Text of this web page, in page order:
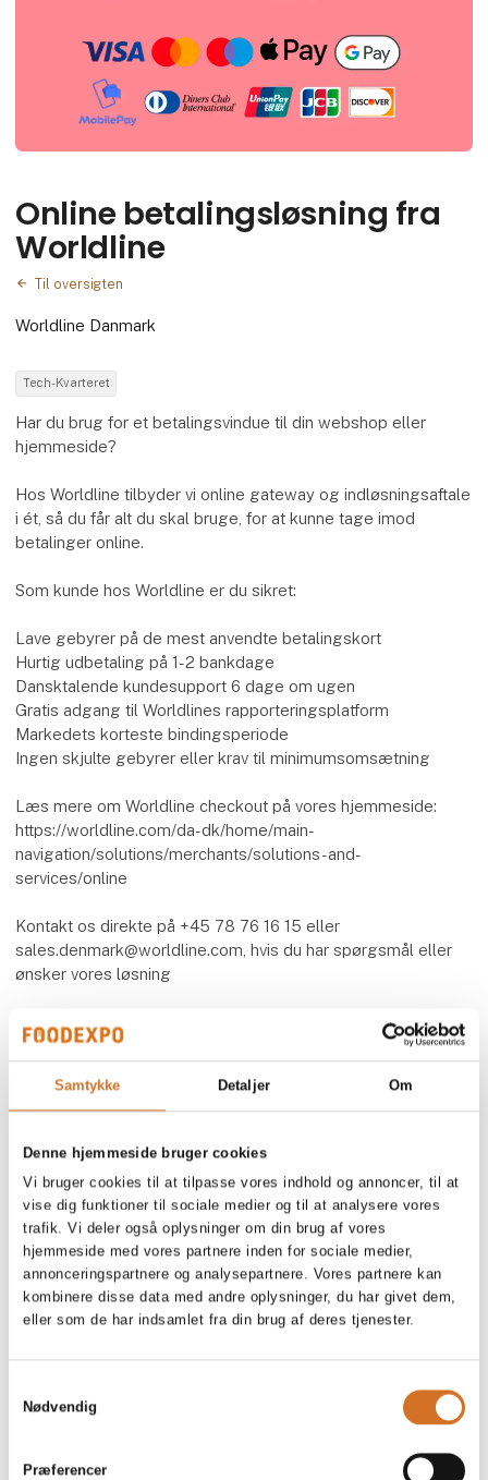
Samtykke Detaljer Om
Denne hjemmeside bruger cookies
Vi bruger cookies til at tilpasse vores indhold og annoncer, til at
vise dig funktioner til sociale medier og til at analysere vores
trafik. Vi deler også oplysninger om din brug af vores
hjemmeside med vores partnere inden for sociale medier,
annonceringspartnere og analysepartnere. Vores partnere kan
kombinere disse data med andre oplysninger, du har givet dem,
eller som de har indsamlet fra din brug af deres tjenester.
Nødvendig
Præferencer
Online betalingsløsning fra
Worldline
Til oversigten
Worldline Danmark
Tech-Kvarteret
Har du brug for et betalingsvindue til din webshop eller
hjemmeside?
Hos Worldline tilbyder vi online gateway og indløsningsaftale
i ét, så du får alt du skal bruge, for at kunne tage imod
betalinger online.
Som kunde hos Worldline er du sikret:
Lave gebyrer på de mest anvendte betalingskort
Hurtig udbetaling på 1-2 bankdage
Dansktalende kundesupport 6 dage om ugen
Gratis adgang til Worldlines rapporteringsplatform
Markedets korteste bindingsperiode
Ingen skjulte gebyrer eller krav til minimumsomsætning
Læs mere om Worldline checkout på vores hjemmeside:
https://worldline.com/da-dk/home/main-
navigation/solutions/merchants/solutions-and-
services/online
Kontakt os direkte på +45 78 76 16 15 eller
sales.denmark@worldline.com, hvis du har spørgsmål eller
ønsker vores løsning
Flere produkter fra Worldline Danmark
Worldline One. Alt i én løsning